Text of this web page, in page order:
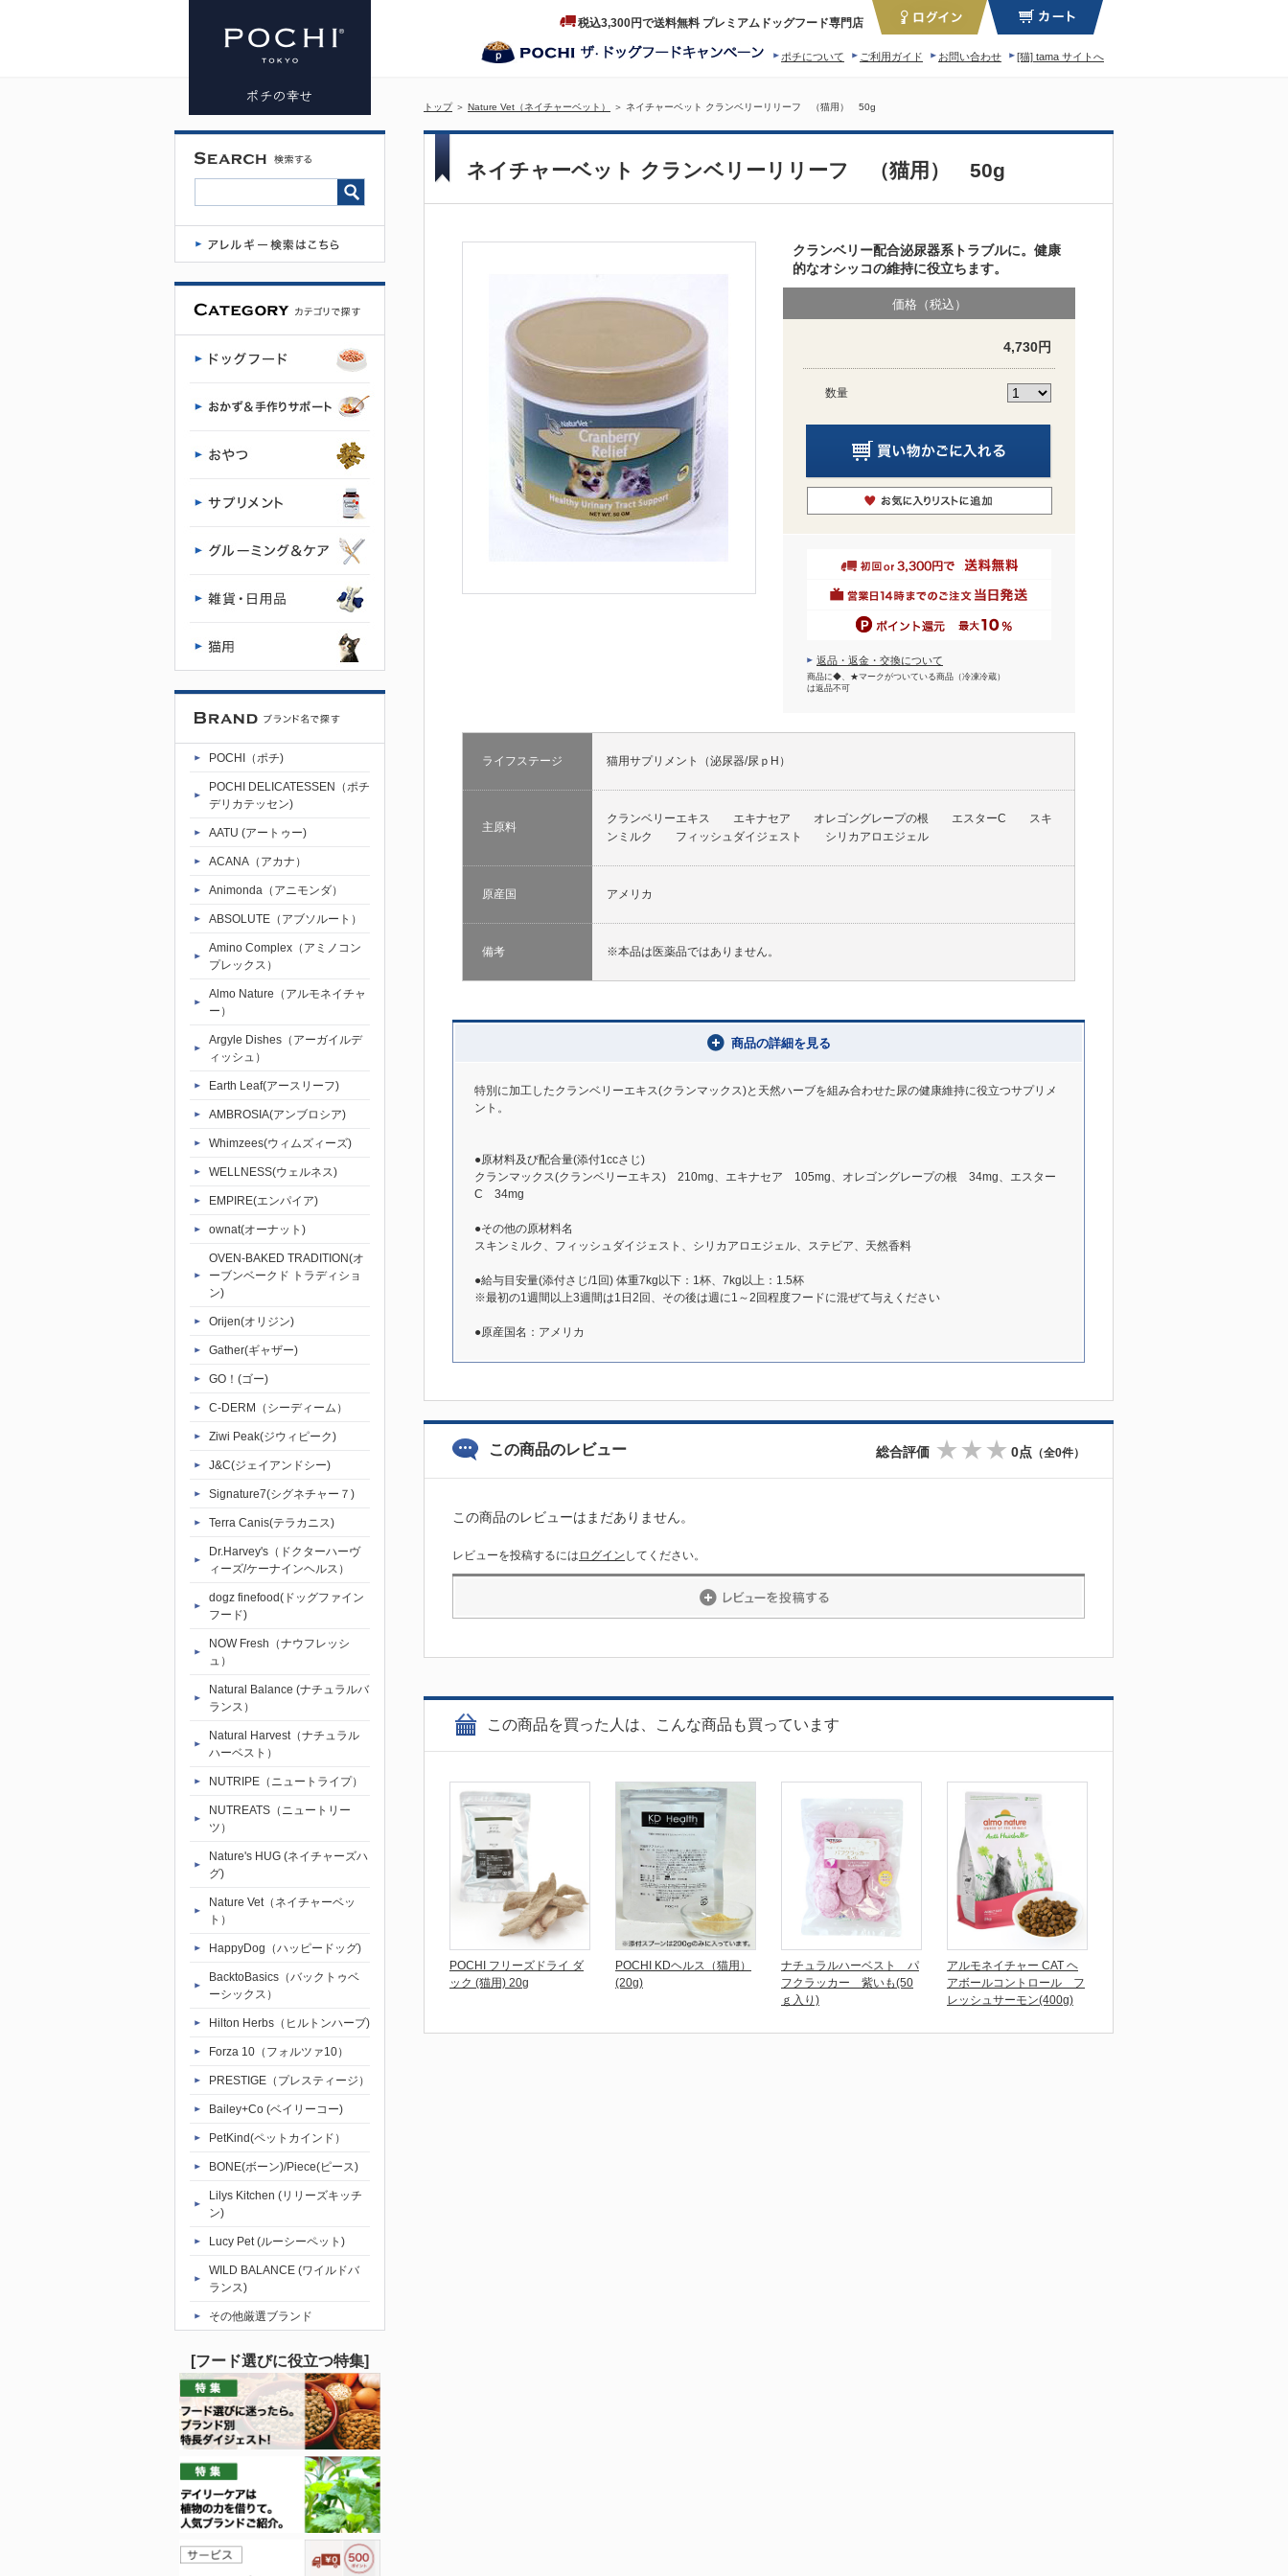
ネイチャー
ベット クラ
ンベリーリ
リーフ
（猫用）
50g | プレミ
アムドッグ
フード専門
店・通販
POCHI - ポ
チ公式サイ
ト
税込3,300円で送料無料 プレミアムドッグフード専門店
[猫] tama サイトへ
お問い合わせ
ご利用ガイド
ポチについて
トップ ＞ Nature Vet（ネイチャーベット） ＞ ネイチャーベット クランベリーリリーフ （猫用） 50g
POCHI（ポチ)
POCHI DELICATESSEN（ポチ
デリカテッセン)
AATU (アートゥー)
ACANA（アカナ）
Animonda（アニモンダ）
ABSOLUTE（アブソルート）
Amino Complex（アミノコン
プレックス）
Almo Nature（アルモネイチャ
ー）
Argyle Dishes（アーガイルデ
ィッシュ）
Earth Leaf(アースリーフ)
AMBROSIA(アンブロシア)
Whimzees(ウィムズィーズ)
WELLNESS(ウェルネス)
EMPIRE(エンパイア)
ownat(オーナット)
OVEN-BAKED TRADITION(オ
ーブンベークド トラディショ
ン)
Orijen(オリジン)
Gather(ギャザー)
GO！(ゴー)
C-DERM（シーディーム）
Ziwi Peak(ジウィピーク)
J&C(ジェイアンドシー)
Signature7(シグネチャー７)
Terra Canis(テラカニス)
Dr.Harvey's（ドクターハーヴ
ィーズ/ケーナインヘルス）
dogz finefood(ドッグファイン
フード)
NOW Fresh（ナウフレッシ
ュ）
Natural Balance (ナチュラルバ
ランス）
Natural Harvest（ナチュラル
ハーベスト）
NUTRIPE（ニュートライプ）
NUTREATS（ニュートリー
ツ）
Nature's HUG (ネイチャーズハ
グ)
Nature Vet（ネイチャーベッ
ト）
HappyDog（ハッピードッグ)
BacktoBasics（バックトゥベ
ーシックス）
Hilton Herbs（ヒルトンハーブ)
Forza 10（フォルツァ10）
PRESTIGE（プレスティージ）
Bailey+Co (ベイリーコー)
PetKind(ペットカインド）
BONE(ボーン)/Piece(ピース)
Lilys Kitchen (リリーズキッチ
ン)
Lucy Pet (ルーシーペット)
WILD BALANCE (ワイルドバ
ランス)
その他厳選ブランド
[フード選びに役立つ特集]
ネイチャーベット クランベリーリリーフ （猫用） 50g
クランベリー配合泌尿器系トラブルに。健康
的なオシッコの維持に役立ちます。
価格（税込）
4,730円
数量
返品・返金・交換について
商品に◆、★マークがついている商品（冷凍冷蔵）
は返品不可
ライフステージ 猫用サプリメント（泌尿器/尿ｐH）
主原料
クランベリーエキス エキナセア オレゴングレープの根 エスターC スキ
ンミルク フィッシュダイジェスト シリカアロエジェル
原産国 アメリカ
備考 ※本品は医薬品ではありません。
商品の詳細を見る
特別に加工したクランベリーエキス(クランマックス)と天然ハーブを組み合わせた尿の健康維持に役立つサプリメ
ント。
●原材料及び配合量(添付1ccさじ)
クランマックス(クランベリーエキス) 210mg、エキナセア 105mg、オレゴングレープの根 34mg、エスター
C 34mg
●その他の原材料名
スキンミルク、フィッシュダイジェスト、シリカアロエジェル、ステビア、天然香料
●給与目安量(添付さじ/1回) 体重7kg以下：1杯、7kg以上：1.5杯
※最初の1週間以上3週間は1日2回、その後は週に1～2回程度フードに混ぜて与えください
●原産国名：アメリカ
この商品のレビュー 総合評価 0点 （全0件）
この商品のレビューはまだありません。
レビューを投稿するには ログイン してください。
この商品を買った人は、こんな商品も買っています
POCHI フリーズドライ ダ
ック (猫用) 20g
POCHI KDヘルス（猫用）
(20g)
ナチュラルハーベスト パ
フクラッカー 紫いも(50
ｇ入り)
アルモネイチャー CAT ヘ
アボールコントロール フ
レッシュサーモン(400g)